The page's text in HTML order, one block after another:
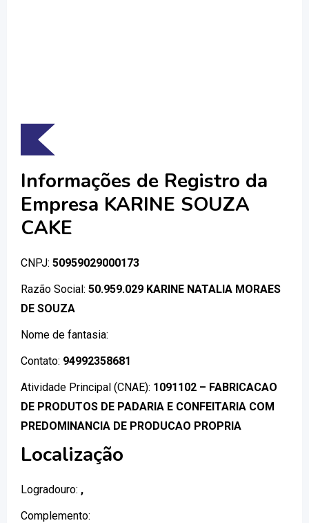
Informações de Registro da
Empresa KARINE SOUZA
CAKE
CNPJ: 50959029000173
Razão Social: 50.959.029 KARINE NATALIA MORAES
DE SOUZA
Nome de fantasia:
Contato: 94992358681
Atividade Principal (CNAE): 1091102 – FABRICACAO
DE PRODUTOS DE PADARIA E CONFEITARIA COM
PREDOMINANCIA DE PRODUCAO PROPRIA
Localização
Logradouro: ,
Complemento: